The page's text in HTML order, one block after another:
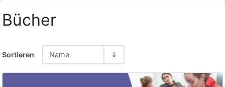
Bücher
Sortieren Name